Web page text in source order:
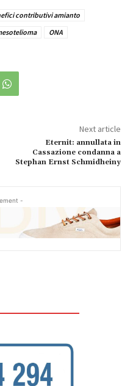
contributivi amianto
ONA
Next article
Eternit: annullata in
Cassazione condanna a
Stephan Ernst Schmidheiny
-